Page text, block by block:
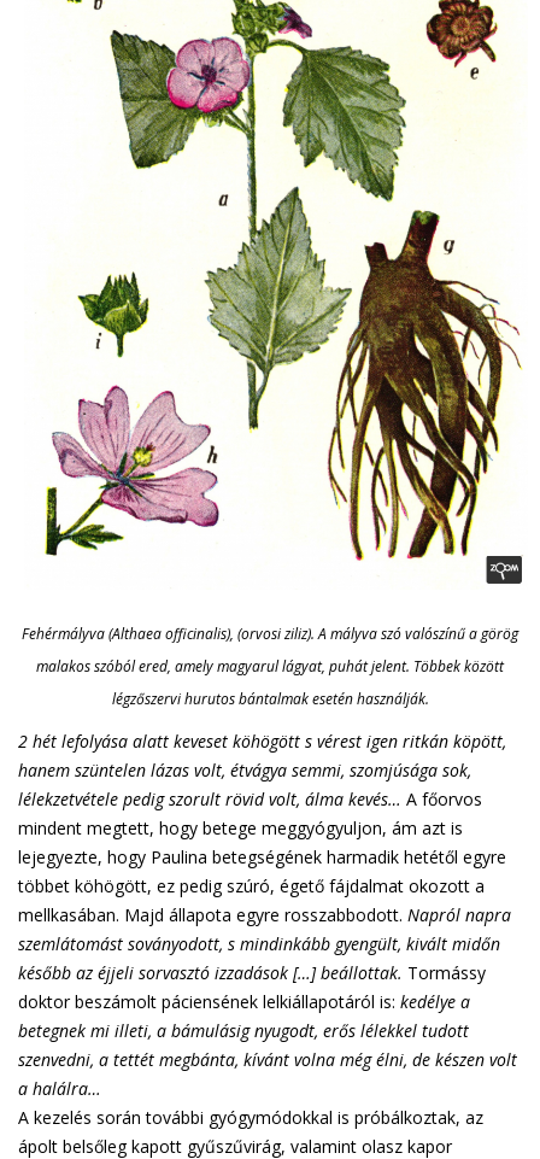
Fehérmályva (Althaea officinalis), (orvosi ziliz). A mályva szó valószínű a görög
malakos szóból ered, amely magyarul lágyat, puhát jelent. Többek között
légzőszervi hurutos bántalmak esetén használják.
2 hét lefolyása alatt keveset köhögött s vérest igen ritkán köpött,
hanem szüntelen lázas volt, étvágya semmi, szomjúsága sok,
lélekzetvétele pedig szorult rövid volt, álma kevés… A főorvos
mindent megtett, hogy betege meggyógyuljon, ám azt is
lejegyezte, hogy Paulina betegségének harmadik hetétől egyre
többet köhögött, ez pedig szúró, égető fájdalmat okozott a
mellkasában. Majd állapota egyre rosszabbodott. Napról napra
szemlátomást soványodott, s mindinkább gyengült, kivált midőn
később az éjjeli sorvasztó izzadások […] beállottak. Tormássy
doktor beszámolt páciensének lelkiállapotáról is: kedélye a
betegnek mi illeti, a bámulásig nyugodt, erős lélekkel tudott
szenvedni, a tettét megbánta, kívánt volna még élni, de készen volt
a halálra…
A kezelés során további gyógymódokkal is próbálkoztak, az
ápolt belsőleg kapott gyűszűvirág, valamint olasz kapor